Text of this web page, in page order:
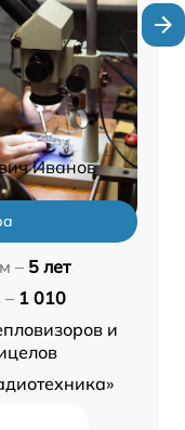
Иванов
– 5 лет
1 010
и